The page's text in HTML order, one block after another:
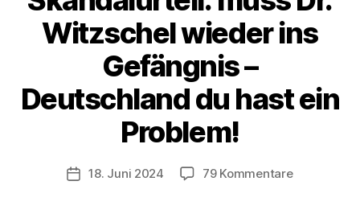
Witzschel wieder ins
Gefängnis –
Deutschland du hast ein
Problem!
Veröffentlichungsdatum
18. Juni 2024 79 Kommentarezu